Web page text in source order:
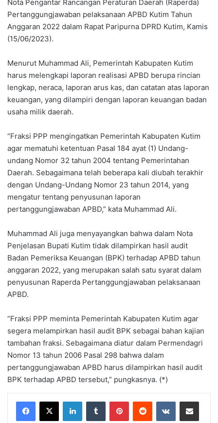
Nota Pengantar Rancangan Peraturan Daerah (Raperda)
Pertanggungjawaban pelaksanaan APBD Kutim Tahun
Anggaran 2022 dalam Rapat Paripurna DPRD Kutim, Kamis
(15/06/2023).
Menurut Muhammad Ali, Pemerintah Kabupaten Kutim
harus melengkapi laporan realisasi APBD berupa rincian
lengkap, neraca, laporan arus kas, dan catatan atas laporan
keuangan, yang dilampiri dengan laporan keuangan badan
usaha milik daerah.
“Fraksi PPP mengingatkan Pemerintah Kabupaten Kutim
agar mematuhi ketentuan Pasal 184 ayat (1) Undang-
undang Nomor 32 tahun 2004 tentang Pemerintahan
Daerah. Sebagaimana telah beberapa kali diubah terakhir
dengan Undang-Undang Nomor 23 tahun 2014, yang
mengatur tentang penyusunan laporan
pertanggungjawaban APBD,” kata Muhammad Ali.
Muhammad Ali juga menyayangkan bahwa dalam Nota
Penjelasan Bupati Kutim tidak dilampirkan hasil audit
Badan Pemeriksa Keuangan (BPK) terhadap APBD tahun
anggaran 2022, yang merupakan salah satu syarat dalam
penyusunan Raperda Pertanggungjawaban pelaksanaan
APBD.
“Fraksi PPP meminta Pemerintah Kabupaten Kutim agar
segera melampirkan hasil audit BPK sebagai bahan kajian
tambahan fraksi. Sebagaimana diatur dalam Permendagri
Nomor 13 tahun 2006 Pasal 298 bahwa dalam
pertanggungjawaban APBD harus dilampirkan hasil audit
BPK terhadap APBD tersebut,” pungkasnya. (*)